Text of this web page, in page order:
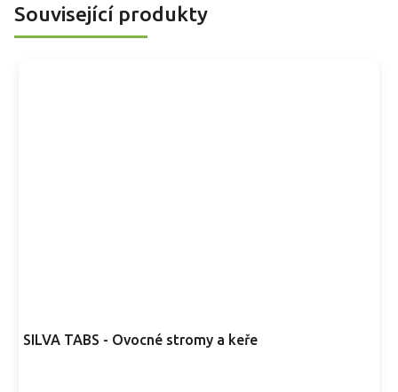
Související produkty
SILVA TABS - Ovocné stromy a keře